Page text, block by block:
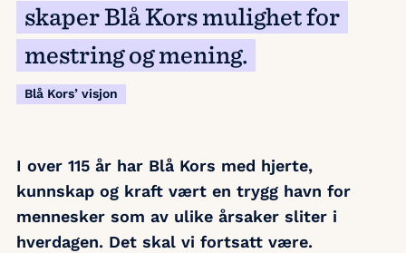
skaper Blå Kors mulighet for
mestring og mening.
Blå Kors’ visjon
I over 115 år har Blå Kors med hjerte,
kunnskap og kraft vært en trygg havn for
mennesker som av ulike årsaker sliter i
hverdagen. Det skal vi fortsatt være.